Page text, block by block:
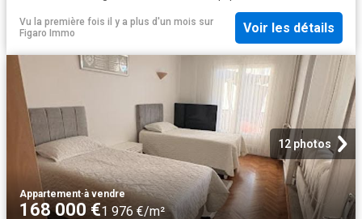
Vu la première fois il y a plus d'un mois sur
Figaro Immo
Voir les détails
12 photos
Appartement·à vendre
168 000 €1 976 €/m²